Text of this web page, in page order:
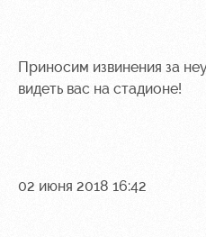
Приносим извинения за
видеть вас на стадионе!
02 июня 2018 16:42